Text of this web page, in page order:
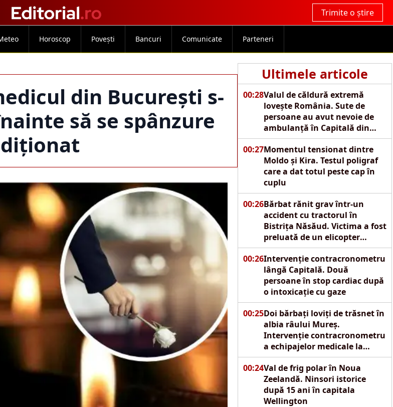
Trimite o știre
Horoscop Povești Bancuri Comunicate Parteneri
din București s-
să se spânzure
Ultimele articole
00:28Valul de căldură extremă
lovește România. Sute de
persoane au avut nevoie de
ambulanță în Capitală din
cauza caniculei
00:27Momentul tensionat dintre
Moldo și Kira. Testul poligraf
care a dat totul peste cap în
cuplu
00:26Bărbat rănit grav într-un
accident cu tractorul în
Bistrița Năsăud. Victima a fost
preluată de un elicopter
SMURD
00:26Intervenție contracronometru
lângă Capitală. Două
persoane în stop cardiac după
o intoxicație cu gaze
00:25Doi bărbați loviți de trăsnet în
albia râului Mureș.
Intervenție contracronometru
a echipajelor medicale la
Reghin
00:24Val de frig polar în Noua
Zeelandă. Ninsori istorice
după 15 ani în capitala
Wellington